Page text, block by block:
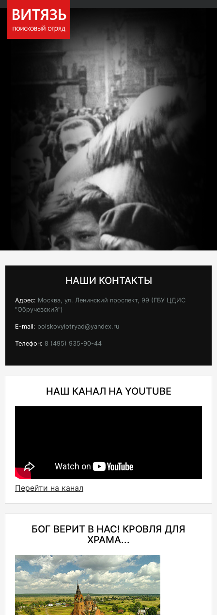
НАШИ КОНТАКТЫ
Адрес: Москва, ул. Ленинский проспект, 99 (ГБУ ЦДИС
"Обручевский")
E-mail: poiskovyiotryad@yandex.ru
Телефон: 8 (495) 935-90-44
НАШ КАНАЛ НА YOUTUBE
Перейти на канал
БОГ ВЕРИТ В НАС! КРОВЛЯ ДЛЯ
ХРАМА...